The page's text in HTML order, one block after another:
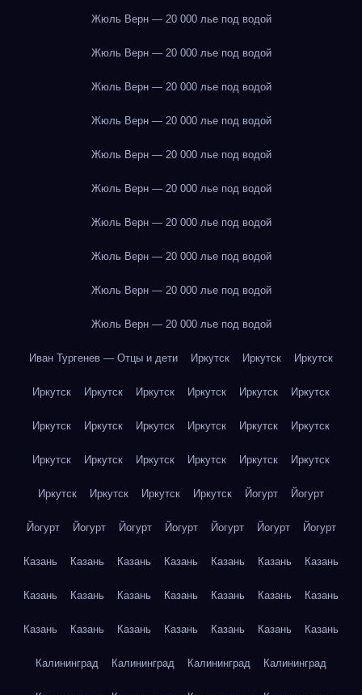
Жюль Верн — 20 000 лье под водой
Жюль Верн — 20 000 лье под водой
Жюль Верн — 20 000 лье под водой
Жюль Верн — 20 000 лье под водой
Жюль Верн — 20 000 лье под водой
Жюль Верн — 20 000 лье под водой
Жюль Верн — 20 000 лье под водой
Жюль Верн — 20 000 лье под водой
Жюль Верн — 20 000 лье под водой
Жюль Верн — 20 000 лье под водой
Иван Тургенев — Отцы и дети Иркутск Иркутск Иркутск
Иркутск Иркутск Иркутск Иркутск Иркутск Иркутск
Иркутск Иркутск Иркутск Иркутск Иркутск Иркутск
Иркутск Иркутск Иркутск Иркутск Иркутск Иркутск
Иркутск Иркутск Иркутск Иркутск Йогурт Йогурт
Йогурт Йогурт Йогурт Йогурт Йогурт Йогурт Йогурт
Казань Казань Казань Казань Казань Казань Казань
Казань Казань Казань Казань Казань Казань Казань
Казань Казань Казань Казань Казань Казань Казань
Калининград Калининград Калининград Калининград